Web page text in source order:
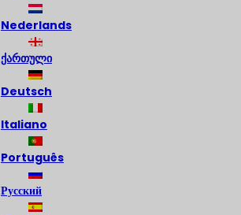
Nederlands
ქართული
Deutsch
Italiano
Português
Русский